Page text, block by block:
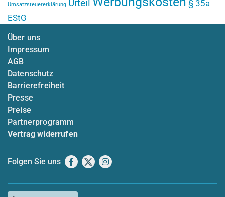
Umsatzsteuererklärung Urteil
§ 35a
EStG
Über uns
Impressum
AGB
Datenschutz
Barrierefreiheit
Presse
Preise
Partnerprogramm
Vertrag widerrufen
Folgen Sie uns Facebook
X Instagram